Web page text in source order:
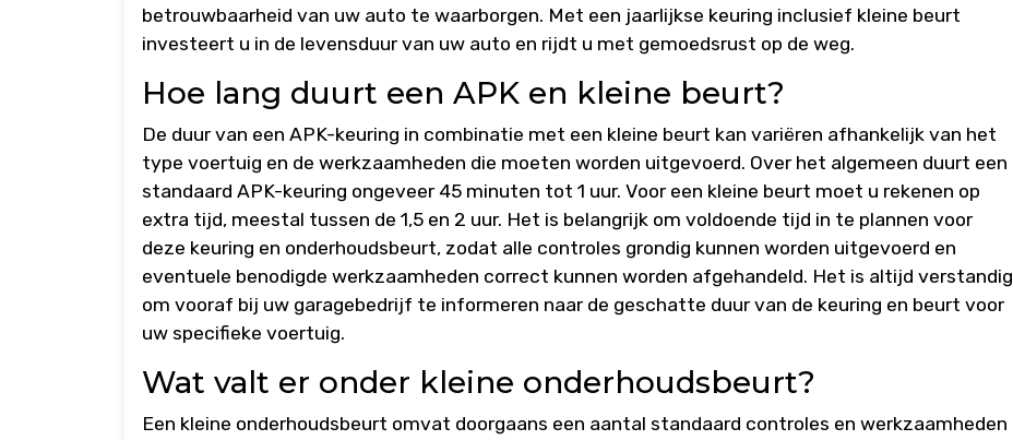
betrouwbaarheid van uw auto te waarborgen. Met een jaarlijkse keuring inclusief kleine beurt
investeert u in de levensduur van uw auto en rijdt u met gemoedsrust op de weg.
Hoe lang duurt een APK en kleine beurt?
De duur van een APK-keuring in combinatie met een kleine beurt kan variëren afhankelijk van het
type voertuig en de werkzaamheden die moeten worden uitgevoerd. Over het algemeen duurt een
standaard APK-keuring ongeveer 45 minuten tot 1 uur. Voor een kleine beurt moet u rekenen op
extra tijd, meestal tussen de 1,5 en 2 uur. Het is belangrijk om voldoende tijd in te plannen voor
deze keuring en onderhoudsbeurt, zodat alle controles grondig kunnen worden uitgevoerd en
eventuele benodigde werkzaamheden correct kunnen worden afgehandeld. Het is altijd verstandig
om vooraf bij uw garagebedrijf te informeren naar de geschatte duur van de keuring en beurt voor
uw specifieke voertuig.
Wat valt er onder kleine onderhoudsbeurt?
Een kleine onderhoudsbeurt omvat doorgaans een aantal standaard controles en werkzaamheden